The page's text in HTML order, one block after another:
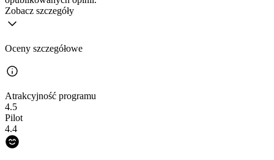
Zobacz szczegóły
Oceny szczegółowe
Atrakcyjność programu
4.5
Pilot
4.4